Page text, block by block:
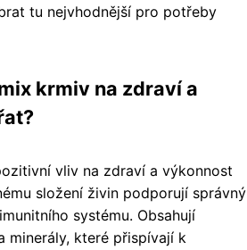
tu nejvhodnější pro potřeby
krmiv na zdraví a
vliv na zdraví a výkonnost
složení živin podporují správný
systému. Obsahují
minerály, které přispívají k